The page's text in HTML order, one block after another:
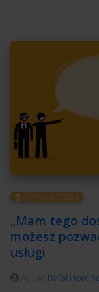
PRAWO BIZNESU
„Mam tego
możesz
usługi
Rafał